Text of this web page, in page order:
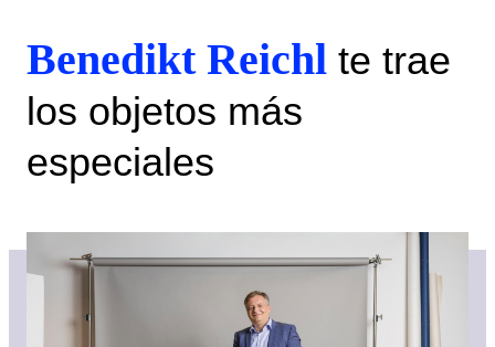
Benedikt Reichl te trae
los objetos más
especiales